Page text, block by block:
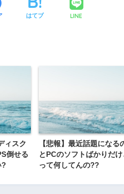
はてブ LINE
ィスク
倒せる
?
【悲報】最近話題になる
とPCのソフトばかりだ
って何してんの??